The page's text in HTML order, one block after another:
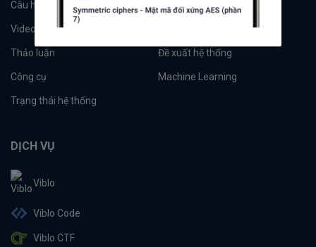
Câu hỏi Tags
Videos
Thảo luận Đề xuất hệ thống
Công cụ Machine Learning
Trạng thái hệ thống
DỊCH VỤ
Viblo
Viblo Code
Viblo CTF